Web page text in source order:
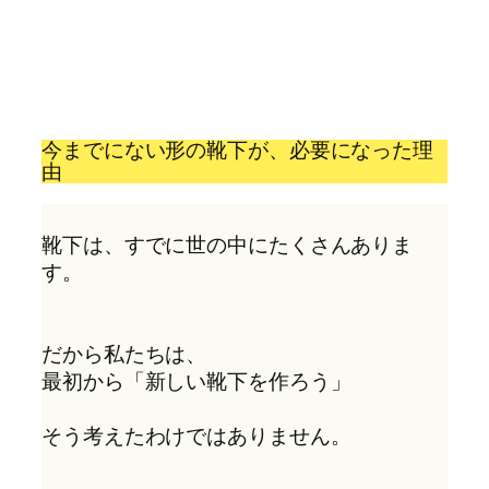
今までにない形の靴下が、必要になった理
由
靴下は、すでに世の中にたくさんありま
す。
だから私たちは、
最初から「新しい靴下を作ろう」
そう考えたわけではありません。